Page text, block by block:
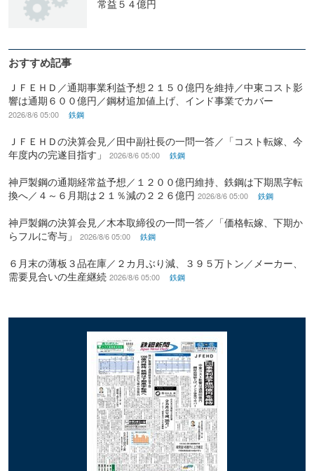
常益５４億円
おすすめ記事
ＪＦＥＨＤ／通期事業利益予想２１５０億円を維持／中東コスト影
響は通期６００億円／鋼材追加値上げ、インド事業でカバー
2026/8/6 05:00 鉄鋼
ＪＦＥＨＤの決算会見／田中副社長の一問一答／「コスト転嫁、今
年度内の完遂目指す」
2026/8/6 05:00 鉄鋼
神戸製鋼の通期経常益予想／１２００億円維持、鉄鋼は下期黒字転
換へ／４～６月期は２１％減の２２６億円 2026/8/6 05:00 鉄鋼
神戸製鋼の決算会見／木本取締役の一問一答／「価格転嫁、下期か
らフルに寄与」
2026/8/6 05:00 鉄鋼
６月末の薄板３品在庫／２カ月ぶり減、３９５万トン／メーカー、
需要見合いの生産継続 2026/8/6 05:00 鉄鋼